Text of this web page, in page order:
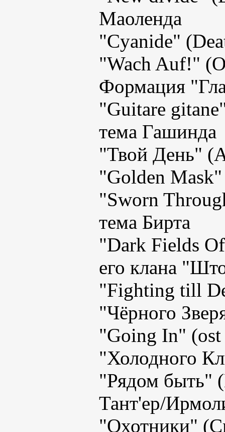
Маоленда
"Cyanide"
"Wach Auf!"
Формация
"Guitare
тема Гашинда
"Твой День"
"Golden
"Sworn
тема Бирта
"Dark Fields
его клана
"Fighting till
"Чёрного
"Going In" (ost
"Холодного
"Рядом быть"
Тант'ер/
"Охотники"